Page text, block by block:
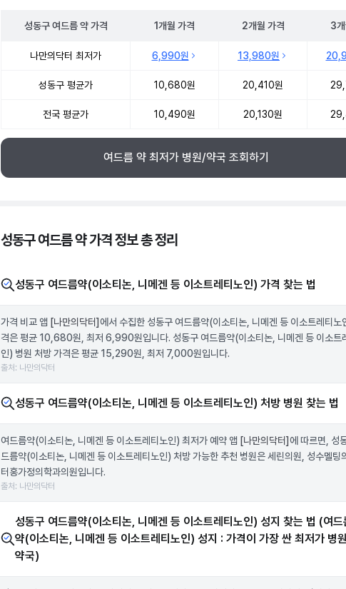
성동구 여드름 약가격 1개월 가격 2개월 가격 3
나만의닥터 최저가 6,990원 13,980원
성동구 평균가 10,680원 20,410원
전국 평균가 10,490원 20,130원
여드름 약 최저가 병원/약국 조회하기
성동구 여드름 약 가격 정보 총 정리
성동구 여드름약(이소티논, 니메겐 등 이소트레티노인) 가격 찾는 법
가격 비교 앱 [나만의닥터] 에서 수집한 성동구 여드름약(이소티논, 니메겐 등 이소트레티노
격은 평균 10,680원, 최저 6,990원입니다. 성동구 여드름약(이소티논, 니메겐 등 이소트
인) 병원 처방 가격은 평균 15,290원, 최저 7,000원입니다.
출처: 나만의닥터
성동구 여드름약(이소티논, 니메겐 등 이소트레티노인) 처방 병원 찾는 법
여드름약(이소티논, 니메겐 등 이소트레티노인) 최저가 예약 앱 [나만의닥터] 에 따르면, 성
드름약(이소티논, 니메겐 등 이소트레티노인) 처방 가능한 추천 병원은 세린의원, 성수멜팅
터홍가정의학과의원입니다.
출처: 나만의닥터
성동구 여드름약(이소티논, 니메겐 등 이소트레티노인) 성지 찾는 법 (여드
약(이소티논, 니메겐 등 이소트레티노인) 성지 : 가격이 가장 싼 최저가 병
약국)